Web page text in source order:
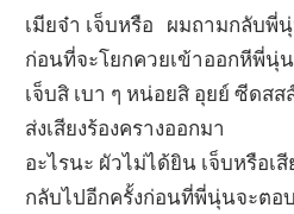
เมียจ๋า เจ็บหรือ ผมถามกลับพี่
ก่อนที่จะโยกควยเข้าออกหีพี่นุ่
เจ็บสิ เบา ๆ หน่อยสิ อุยย์ ซีดส
ส่งเสียงร้องครางออกมา
อะไรนะ ผัวไม่ได้ยิน เจ็บหรือ
กลับไปอีกครั้งก่อนที่พี่นุ่นจะตอ